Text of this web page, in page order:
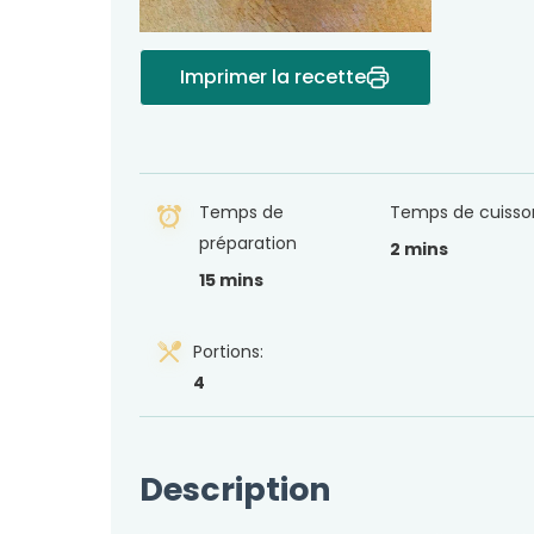
Imprimer la recette
Temps de
préparation
15 mins
Temps de
2 mins
Portions:
4
Description